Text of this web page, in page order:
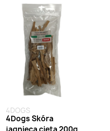
4DOGS
4Dogs Skóra